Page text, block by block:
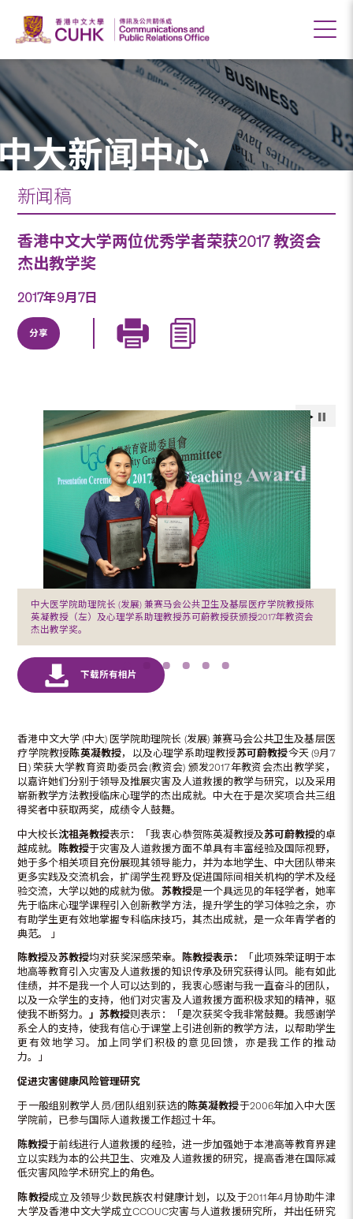
大新闻中心
新闻稿
香港中文大学两位优秀学者荣获2017 教资会
杰出教学奖
2017年9月7日
分享
中大医学院助理院长 (发展) 兼赛马会公共卫生及基层医疗学院教授陈
英凝教授（左）及心理学系助理教授苏可蔚教授获颁授2017年教资会
杰出教学奖。
香港中文大学 (中大) 医学院助理院长 (发展) 兼赛马会公共卫生及基层医
疗学院教授陈英凝教授，以及心理学系助理教授苏可蔚教授今天 (9月7
日) 荣获大学教育资助委员会(教资会) 颁发2017年教资会杰出教学奖，
以嘉许她们分别于领导及推展灾害及人道救援的教学与研究，以及采用
崭新教学方法教授临床心理学的杰出成就。中大在于是次奖项合共三组
得奖者中获取两奖，成绩令人鼓舞。
中大校长沈祖尧教授表示：「我衷心恭贺陈英凝教授及苏可蔚教授的卓
越成就。
陈教授于灾害及人道救援方面不单具有丰富经验及国际视野，
她于多个相关项目充份展现其领导能力，并为本地学生、中大团队带来
更多实践及交流机会，扩阔学生视野及促进国际间相关机构的学术及经
验交流，大学以她的成就为傲。 苏教授是一个具远见的年轻学者，她率
先于临床心理学课程引入创新教学方法，提升学生的学习体验之余，亦
有助学生更有效地掌握专科临床技巧，其杰出成就，是一众年青学者的
典范。 」
陈教授及苏教授均对获奖深感荣幸。 陈教授表示：
「此项殊荣证明于本
地高等教育引入灾害及人道救援的知识传承及研究获得认同。能有如此
佳绩，并不是我一个人可以达到的，我衷心感谢与我一直奋斗的团队，
以及一众学生的支持，他们对灾害及人道救援方面积极求知的精神，驱
使我不断努力。」苏教授则表示：「是次获奖令我非常鼓舞。我感谢学
系仝人的支持，使我有信心于课堂上引进创新的教学方法，以帮助学生
更有效地学习。加上同学们积极的意见回馈，亦是我工作的推动
力。」
促进灾害健康风险管理研究
于一般组别教学人员/团队组别获选的陈英凝教授于2006年加入中大医
学院前，已参与国际人道救援工作超过十年。
陈教授于前线进行人道救援的经验，进一步加强她于本港高等教育界建
立以实践为本的公共卫生、灾难及人道救援的研究，提高香港在国际减
低灾害风险学术研究上的角色。
陈教授成立及领导少数民族农村健康计划，以及于2011年4月协助牛津
大学及香港中文大学成立CCOUC灾害与人道救援研究所，并出任研究